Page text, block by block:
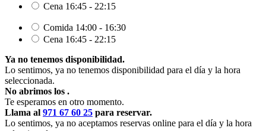
Cena 16:45 - 22:15
Comida 14:00 - 16:30
Cena 16:45 - 22:15
Ya no tenemos disponibilidad.
Lo sentimos, ya no tenemos disponibilidad para el día y la hora
seleccionada.
No abrimos los .
Te esperamos en otro momento.
Llama al 971 67 60 25 para reservar.
Lo sentimos, ya no aceptamos reservas online para el día y la hora